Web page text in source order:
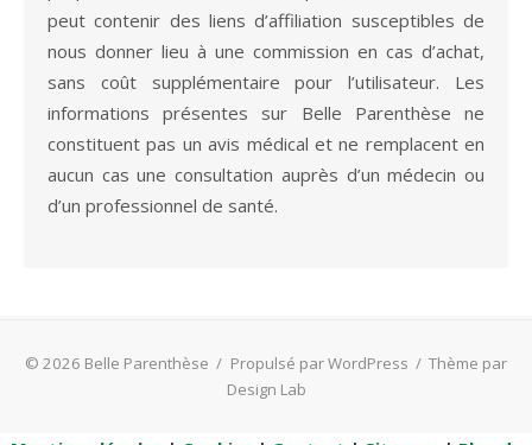
peut contenir des liens d’affiliation susceptibles de
nous donner lieu à une commission en cas d’achat,
sans coût supplémentaire pour l’utilisateur. Les
informations présentes sur Belle Parenthèse ne
constituent pas un avis médical et ne remplacent en
aucun cas une consultation auprès d’un médecin ou
d’un professionnel de santé.
© 2026 Belle Parenthèse / Propulsé par WordPress / Thème par
Design Lab